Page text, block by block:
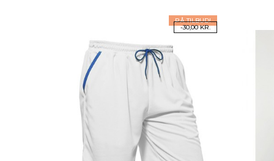
PÅ TILBUD!
-30,00 KR.